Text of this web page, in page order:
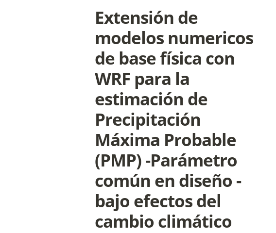
Extensión de
modelos numericos
de base física con
WRF para la
estimación de
Precipitación
Máxima Probable
(PMP) -Parámetro
común en diseño -
bajo efectos del
cambio climático